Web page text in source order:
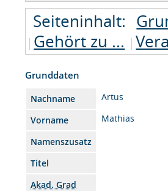
Seiteninhalt:
Gehört zu ...
Grunddaten
Nachname
Artus
Vorname
Mathias
Namenszusatz
Titel
Akad. Grad